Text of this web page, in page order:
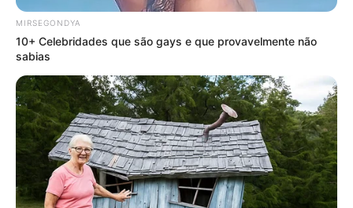
MIRSEGONDYA
10+ Celebridades que são gays e que provavelmente não
sabias